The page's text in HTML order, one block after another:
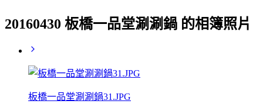
20160430 板橋一品堂涮涮鍋 的相簿照片
板橋一品堂涮涮鍋31.JPG